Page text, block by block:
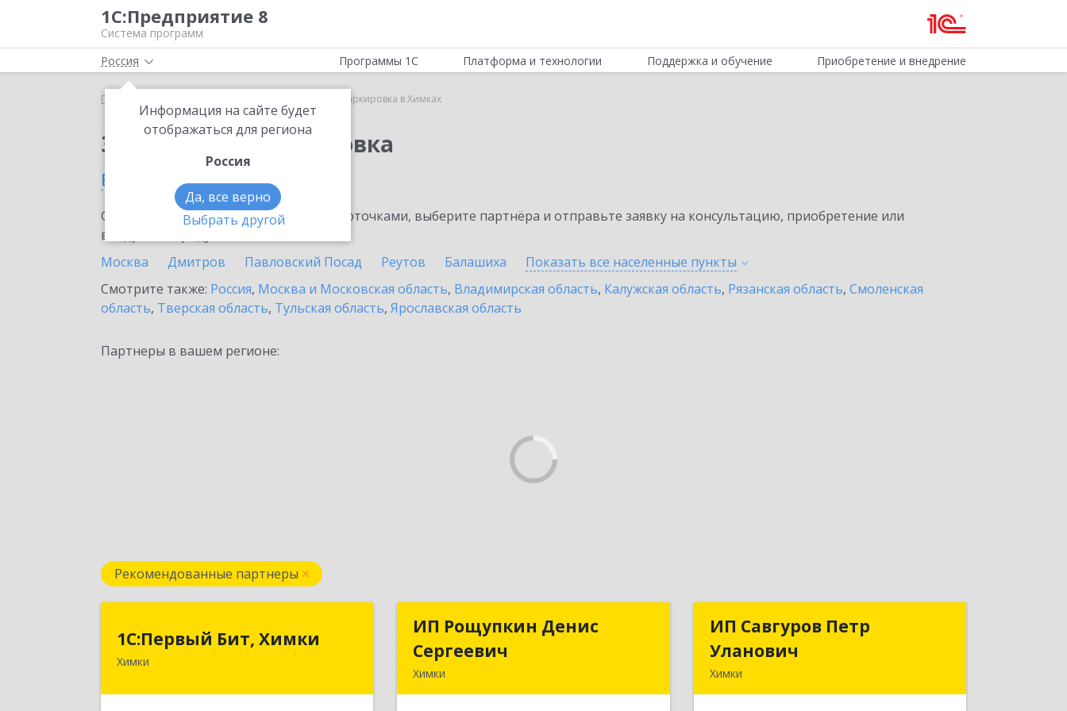
1С:Предприятие 8
Система программ
Россия
Информация на сайте будет
отображаться для региона
Россия
Да, все верно
Выбрать другой
Программы 1С Платформа и технологии Поддержка и обучение Приобретение и внедрение
Главная 1С:Маркировка в Химках
Заказать 1С:Маркировка
в Химках
Ознакомьтесь с информационными карточками, выберите партнёра и отправьте заявку на консультацию, приобретение или
внедрение продукта.
Москва
Дмитров Павловский Посад Реутов Балашиха Показать все населенные пункты
Смотрите также: Россия, Москва и Московская область, Владимирская область, Калужская область, Рязанская область, Смоленская
область, Тверская область, Тульская область, Ярославская область
Партнеры в вашем регионе:
Рекомендованные партнеры
1С:Первый Бит, Химки
Химки
1С:Первый Бит, Химки
141402, Московская обл, г.о. Химки,
ИП Рощупкин Денис
Сергеевич
Химки
ИП Рощупкин Денис
ИП Савгуров Петр
Уланович
Химки
ИП Савгуров Петр